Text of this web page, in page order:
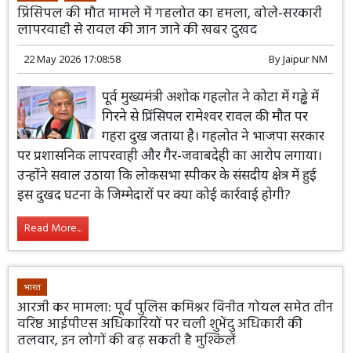
प्रिंसिपल की मौत मामले में गहलोत का हमला, बोले-सरकारी
लापरवाही से रावल की जान जाने की खबर दुखद
22 May 2026 17:08:58 ByJaipur NM
पूर्व मुख्यमंत्री अशोक गहलोत ने कोटा में गड्ढे में
गिरने से प्रिंसिपल रामेश्वर रावल की मौत पर
गहरा दुख जताया है। गहलोत ने भाजपा सरकार
पर प्रशासनिक लापरवाही और गैर-जवाबदेही का आरोप लगाया।
उन्होंने सवाल उठाया कि लोकसभा स्पीकर के संसदीय क्षेत्र में हुई
इस दुखद घटना के जिम्मेदारों पर क्या कोई कार्रवाई होगी?
Read More...
भारत
आरजी कर मामला: पूर्व पुलिस कमिश्नर विनीत गोयल समेत तीन
वरिष्ठ आईपीएस अधिकारियों पर चली शुभेंदु अधिकारी की
तलवार, इन लोगों की बढ़ सकती है मुश्किलें